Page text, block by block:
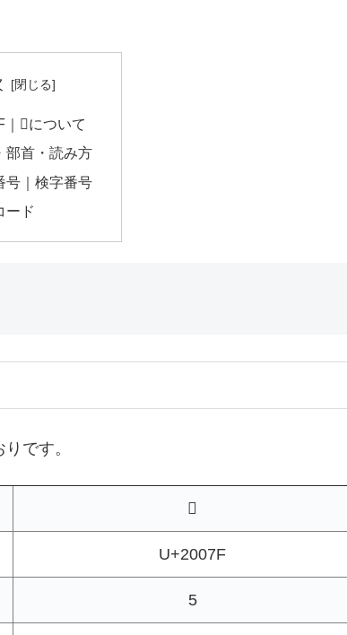
𠁿について
部首・読み方
号｜検字番号
ード
です。
𠁿
U+2007F
5